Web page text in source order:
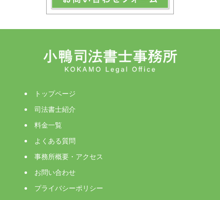
トップページ
司法書士紹介
料金一覧
よくある質問
事務所概要・アクセス
お問い合わせ
プライバシーポリシー